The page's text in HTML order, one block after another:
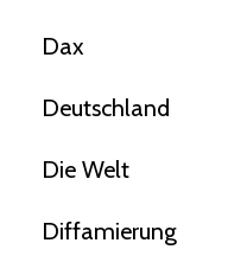
Dax
Deutschland
Die Welt
Diffamierung